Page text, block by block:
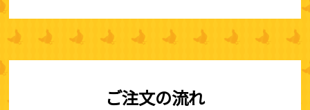
ご注文の流れ